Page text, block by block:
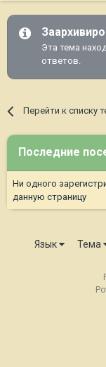
Эта тема
ответов.
Перейти к списку
Последние
Ни одного
данную страницу
Язык Тема